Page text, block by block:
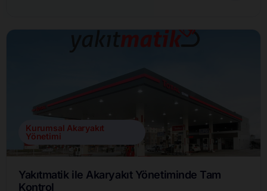
Kurumsal Akaryakıt
Yönetimi
Yakıtmatik ile Akaryakıt Yönetiminde Tam
Kontrol